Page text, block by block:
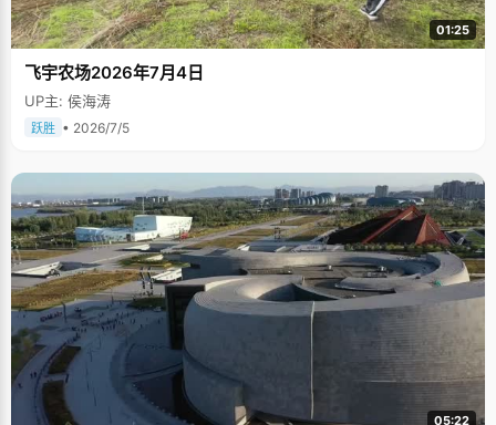
01:25
飞宇农场2026年7月4日
UP主: 侯海涛
跃胜 • 2026/7/5
05:22